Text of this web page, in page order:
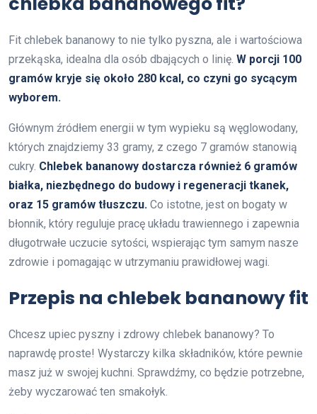
Fit chlebek bananowy to nie tylko pyszna, ale i wartościowa
przekąska, idealna dla osób dbających o linię. W porcji 100
gramów kryje się około 280 kcal, co czyni go sycącym
wyborem.
Głównym źródłem energii w tym wypieku są węglowodany,
których znajdziemy 33 gramy, z czego 7 gramów stanowią
cukry. Chlebek bananowy dostarcza również 6 gramów
białka, niezbędnego do budowy i regeneracji tkanek,
oraz 15 gramów tłuszczu. Co istotne, jest on bogaty w
błonnik, który reguluje pracę układu trawiennego i zapewnia
długotrwałe uczucie sytości, wspierając tym samym nasze
zdrowie i pomagając w utrzymaniu prawidłowej wagi.
Przepis na chlebek bananowy fit
Chcesz upiec pyszny i zdrowy chlebek bananowy? To
naprawdę proste! Wystarczy kilka składników, które pewnie
masz już w swojej kuchni. Sprawdźmy, co będzie potrzebne,
żeby wyczarować ten smakołyk.